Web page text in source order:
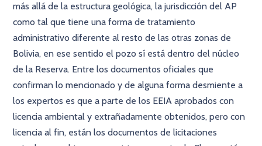
más allá de la estructura geológica, la jurisdicción del AP
como tal que tiene una forma de tratamiento
administrativo diferente al resto de las otras zonas de
Bolivia, en ese sentido el pozo sí está dentro del núcleo
de la Reserva. Entre los documentos oficiales que
confirman lo mencionado y de alguna forma desmiente a
los expertos es que a parte de los EEIA aprobados con
licencia ambiental y extrañadamente obtenidos, pero con
licencia al fin, están los documentos de licitaciones